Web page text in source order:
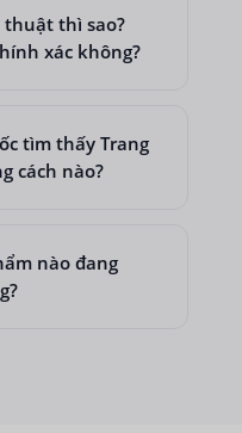
thuật thì sao?
xác không?
tìm thấy Trang
cách nào?
nào đang